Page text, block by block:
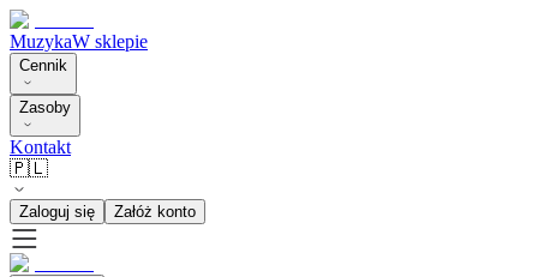
MuzykaW sklepie
Cennik
Zasoby
Kontakt
🇵🇱
Zaloguj się Załóż konto